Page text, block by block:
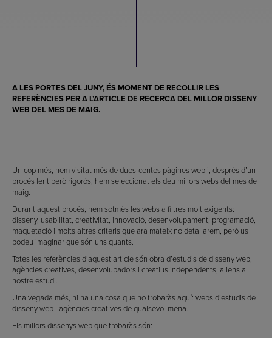
A LES PORTES DEL JUNY, ÉS MOMENT DE RECOLLIR LES
REFERÈNCIES PER A L’ARTICLE DE RECERCA DEL MILLOR DISSENY
WEB DEL MES DE MAIG.
Un cop més, hem visitat més de dues-centes pàgines web i, després d’un
procés lent però rigorós, hem seleccionat els deu millors webs del mes de
maig.
Durant aquest procés, hem sotmès les webs a filtres molt exigents:
disseny, usabilitat, creativitat, innovació, desenvolupament, programació,
maquetació i molts altres criteris que ara mateix no detallarem, però us
podeu imaginar que són uns quants.
Totes les referències d’aquest article són obra d’estudis de disseny web,
agències creatives, desenvolupadors i creatius independents, aliens al
nostre estudi.
Una vegada més, hi ha una cosa que no trobaràs aquí: webs d’estudis de
disseny web i agències creatives de qualsevol mena.
Els millors dissenys web que trobaràs són: